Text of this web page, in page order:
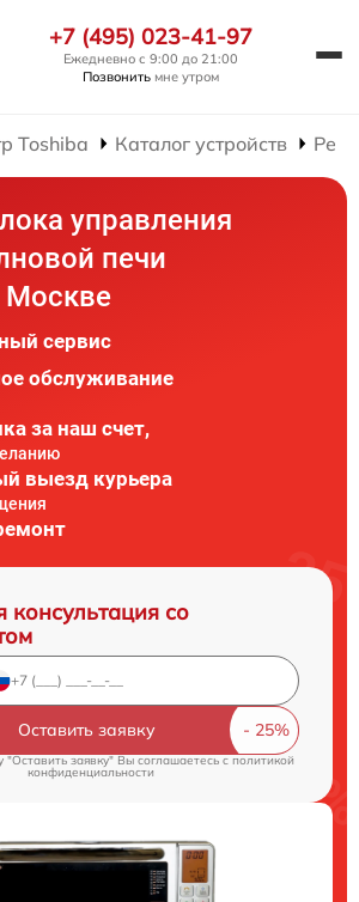
+7 (495) 023-41-97
Ежедневно с 9:00 до 21:00
Позвонить мне утром
Toshiba Каталог устройств
управления
печи
Москве
сервис
обслуживание
за наш счет,
выезд курьера
консультация со
Оставить заявку
"Оставить заявку" Вы соглашаетесь cполитикой
конфиденциальности